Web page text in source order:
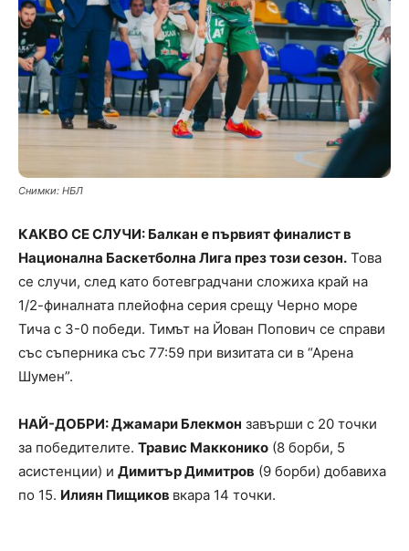
Снимки: НБЛ
КАКВО СЕ СЛУЧИ: Балкан е първият финалист в
Национална Баскетболна Лига през този сезон. Това
се случи, след като ботевградчани сложиха край на
1/2-финалната плейофна серия срещу Черно море
Тича с 3-0 победи. Тимът на Йован Попович се справи
със съперника със 77:59 при визитата си в “Арена
Шумен”.
НАЙ-ДОБРИ: Джамари Блекмон завърши с 20 точки
за победителите. Травис Макконико (8 борби, 5
асистенции) и Димитър Димитров (9 борби) добавиха
по 15. Илиян Пищиков вкара 14 точки.